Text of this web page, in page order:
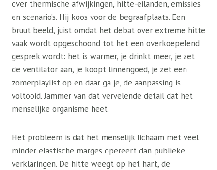
over thermische afwijkingen, hitte-eilanden, emissies
en scenario’s. Hij koos voor de begraafplaats. Een
bruut beeld, juist omdat het debat over extreme hitte
vaak wordt opgeschoond tot het een overkoepelend
gesprek wordt: het is warmer, je drinkt meer, je zet
de ventilator aan, je koopt linnengoed, je zet een
zomerplaylist op en daar ga je, de aanpassing is
voltooid. Jammer van dat vervelende detail dat het
menselijke organisme heet.
Het probleem is dat het menselijk lichaam met veel
minder elastische marges opereert dan publieke
verklaringen. De hitte weegt op het hart, de